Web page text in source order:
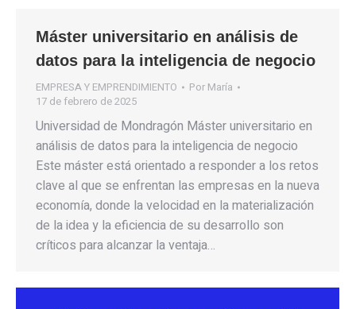
Máster universitario en análisis de
datos para la inteligencia de negocio
EMPRESA Y EMPRENDIMIENTO Por María
17 de febrero de 2025
Universidad de Mondragón Máster universitario en
análisis de datos para la inteligencia de negocio
Este máster está orientado a responder a los retos
clave al que se enfrentan las empresas en la nueva
economía, donde la velocidad en la materialización
de la idea y la eficiencia de su desarrollo son
críticos para alcanzar la ventaja…